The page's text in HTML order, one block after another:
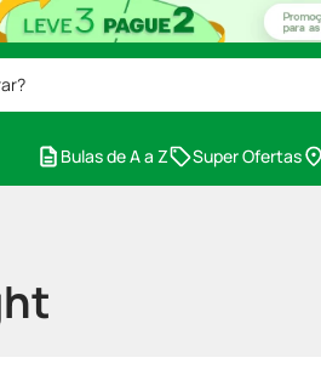
Bulas de A a Z Super Ofertas